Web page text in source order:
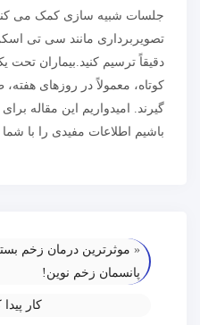
جلسات شبیه سازی کمک می کند
تصویربرداری مانند سی تی
دقیقاً ترسیم کنید.بیماران
کوتاه، معمولاً در روزهای
گیرند. امیدواریم این مقاله
باشیم اطلاعات مفیدی را با
« موثرترین درمان زخم
پانسمان زخم نوین!
کار